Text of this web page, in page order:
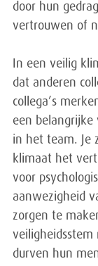
door hun
vertrouwen of
In een veilig
dat anderen
collega’s
een belangrijke
in het team. Je
klimaat het
voor
aanwezigheid
zorgen te
veiligheidsstem
durven hun